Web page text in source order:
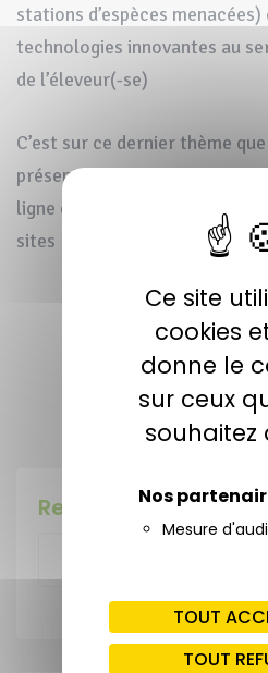
Ce site
cookies
donne le
sur ceux
souhaitez
Nos
Mesure
TOUT
TOUT
stations d’espèces
technologies innovantes au
de l’éleveur(-se)
C’est sur ce dernier thème
présenté une de ses
ligne d’aide à la gestion des
sites Natura 2000 d’Iparralde
PARTAGER
Publiée le 4
Rechercher